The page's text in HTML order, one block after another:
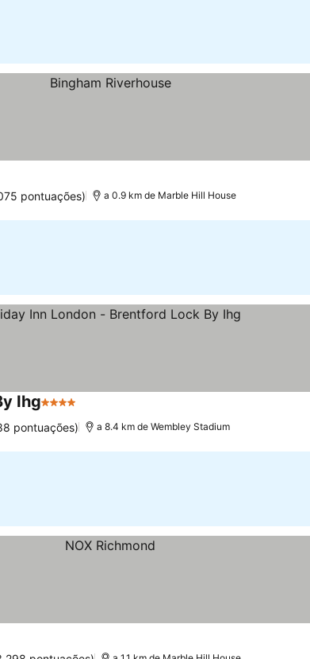
pontuações) a 0.9 km de Marble Hill House
Ihg4 Estrelas
pontuações) a 8.4 km de Wembley Stadium